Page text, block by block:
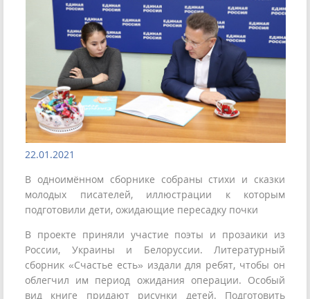
22.01.2021
В одноимённом сборнике собраны стихи и сказки
молодых писателей, иллюстрации к которым
подготовили дети, ожидающие пересадку почки
В проекте приняли участие поэты и прозаики из
России, Украины и Белоруссии. Литературный
сборник «Счастье есть» издали для ребят, чтобы он
облегчил им период ожидания операции. Особый
вид книге придают рисунки детей. Подготовить